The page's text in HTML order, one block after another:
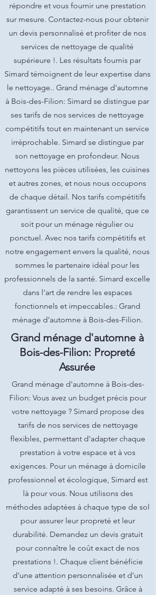
répondre et vous fournir une prestation
sur mesure. Contactez-nous pour obtenir
un devis personnalisé et profiter de nos
services de nettoyage de qualité
supérieure !. Les résultats fournis par
Simard témoignent de leur expertise dans
le nettoyage.. Grand ménage d'automne
à Bois-des-Filion: Simard se distingue par
ses tarifs de nos services de nettoyage
compétitifs tout en maintenant un service
irréprochable. Simard se distingue par
son nettoyage en profondeur. Nous
nettoyons les pièces utilisées, les cuisines
et autres zones, et nous nous occupons
de chaque détail. Nos tarifs compétitifs
garantissent un service de qualité, que ce
soit pour un ménage régulier ou
ponctuel. Avec nos tarifs compétitifs et
notre engagement envers la qualité, nous
sommes le partenaire idéal pour les
professionnels de la santé. Simard excelle
dans l'art de rendre les espaces
fonctionnels et impeccables.: Grand
ménage d'automne à Bois-des-Filion.
Grand ménage d'automne à
Bois-des-Filion: Propreté
Assurée
Grand ménage d'automne à Bois-des-
Filion: Vous avez un budget précis pour
votre nettoyage ? Simard propose des
tarifs de nos services de nettoyage
flexibles, permettant d'adapter chaque
prestation à votre espace et à vos
exigences. Pour un ménage à domicile
professionnel et écologique, Simard est
là pour vous. Nous utilisons des
méthodes adaptées à chaque type de sol
pour assurer leur propreté et leur
durabilité. Demandez un devis gratuit
pour connaître le coût exact de nos
prestations !. Chaque client bénéficie
d'une attention personnalisée et d'un
service adapté à ses besoins. Grâce à